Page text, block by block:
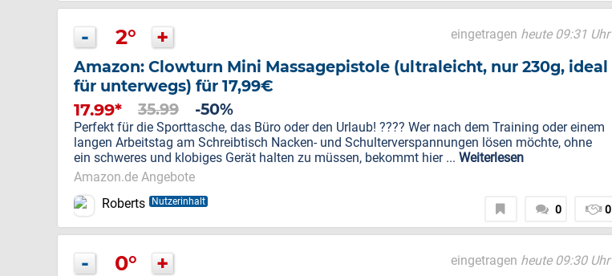
- 2° + eingetragen heute 09:31 Uhr
Amazon: Clowturn Mini Massagepistole (ultraleicht, nur 230g, ideal
für unterwegs) für 17,99€
17.99* 35.99 -50%
Perfekt für die Sporttasche, das Büro oder den Urlaub! ???? Wer nach dem Training oder einem
langen Arbeitstag am Schreibtisch Nacken- und Schulterverspannungen lösen möchte, ohne
ein schweres und klobiges Gerät halten zu müssen, bekommt hier ... Weiterlesen
Amazon.de Angebote
Roberts Nutzerinhalt
0 0
- 0° + eingetragen heute 09:30 Uhr